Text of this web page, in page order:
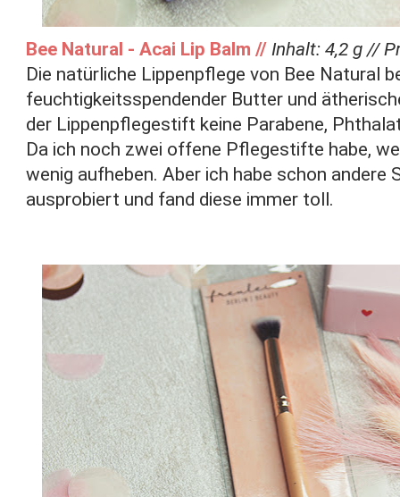
Bee Natural - Acai Lip Balm //Inhalt: 4,2 g //
Die natürliche Lippenpflege von Bee Natural
feuchtigkeitsspendender Butter und
der Lippenpflegestift keine Parabene,
Da ich noch zwei offene Pflegestifte habe,
wenig aufheben. Aber ich habe schon andere
ausprobiert und fand diese immer toll.